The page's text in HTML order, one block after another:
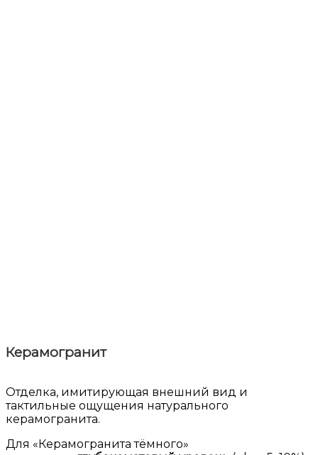
Керамогранит
Отделка, имитирующая внешний вид и
тактильные ощущения натурального
керамогранита.
Для «Керамогранита тёмного»